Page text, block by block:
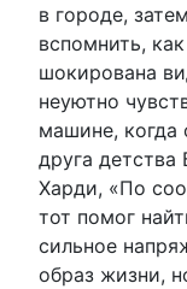
в городе,
вспомнить,
шокирована
неуютно
машине, когда
друга
Харди, «По
тот помог
сильное
образ жизни,